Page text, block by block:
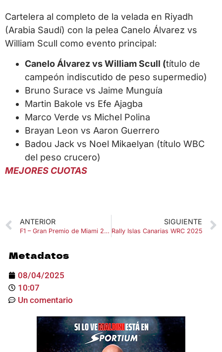
Cartelera al completo de la velada en Riyadh
(Arabia Saudí) con la pelea Canelo Álvarez vs
William Scull como evento principal:
Canelo Álvarez vs William Scull (título de
campeón indiscutido de peso supermedio)
Bruno Surace vs Jaime Munguía
Martin Bakole vs Efe Ajagba
Marco Verde vs Michel Polina
Brayan Leon vs Aaron Guerrero
Badou Jack vs Noel Mikaelyan (título WBC
del peso crucero)
MEJORES CUOTAS
ANTERIOR
F1 – Gran Premio de Miami 2025
SIGUIENTE
Rally Islas Canarias WRC 2025
Metadatos
08/04/2025
10:07
Un comentario